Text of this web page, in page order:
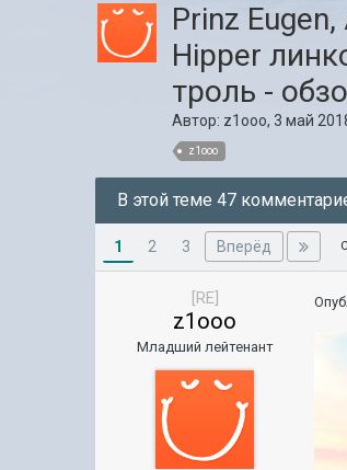
Prinz
Hipper
троль -
Автор: z1ooo,3 май
z1ooo
В этой теме 47
1 2 3 Вперёд
[RE]
z1ooo
Младший лейтенант